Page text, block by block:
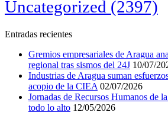
Uncategorized (2397)
Entradas recientes
Gremios empresariales de Aragua
regional tras sismos del 24J 10/07/
Industrias de Aragua suman
acopio de la CIEA 02/07/2026
Jornadas de Recursos Humanos de
todo lo alto 12/05/2026